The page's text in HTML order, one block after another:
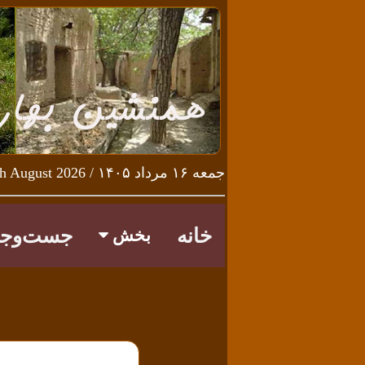
جمعه ۱۶ مرداد ۱۴۰۵ / Friday 7th August 2026
خانه بخش